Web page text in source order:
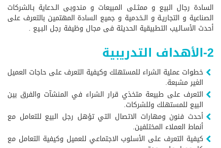
السادة رجال البيع و ممثـلى المبيعات و مندوبى الـدعاية بـالشركات
الصناعية و التجاريـة و الـخدمية و جميع السادة المهتمين بالتعرف على
أحدث الأسـالـيب التطبيقية الحديثة فى مجال وظيفة رجل البـيع .
2-الأهداف التدريبية
خطوات عملية الشراء للمستهلك وكيفية التعرف على حاجات العميل
الغير مشبعة.
التعرف على طبيعة متخذي قرار الشراء في المنشآت والفرق بين
البيع للمستهلك وللشركات.
أحدث فنون ومهارات الاتصال التي تؤهل رجل البيع للتعامل مع
أنماط العملاء المختلفين.
كيفية التعرف على الأسلوب الاجتماعي للعميل وكيفية التعامل مع